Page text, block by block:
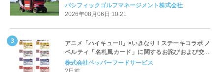
Cart（エアコンカート）」導入 | ＰＧＭ
パシフィックゴルフマネージメント株式会社
2026年08月06日 10:21
アニメ「ハイキュー!!」×いきなり！ステーキコラボ ノ
ベルティ「名札風カード」に関するお詫びおよび交換
対応についてのご案内
株式会社ペッパーフードサービス